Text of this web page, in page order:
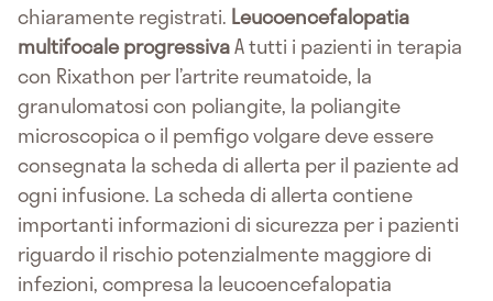
chiaramente registrati. Leucoencefalopatia
multifocale progressivaA tutti i pazienti in terapia
con Rixathon per l’artrite reumatoide, la
granulomatosi con poliangite, la poliangite
microscopica o il pemfigo volgare deve essere
consegnata la scheda di allerta per il paziente ad
ogni infusione. La scheda di allerta contiene
importanti informazioni di sicurezza per i pazienti
riguardo il rischio potenzialmente maggiore di
infezioni, compresa la leucoencefalopatia